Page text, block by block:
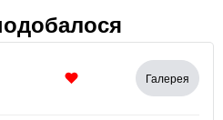
Галерея